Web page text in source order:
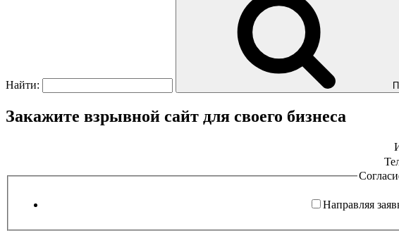
Найти:
Закажите взрывной сайт для своего бизнеса
Направляя